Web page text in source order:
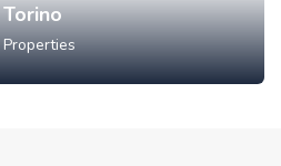
Torino